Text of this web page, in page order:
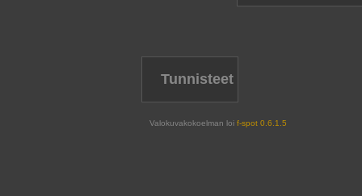
Tunnisteet
Valokuvakokoelman loi f-spot 0.6.1.5